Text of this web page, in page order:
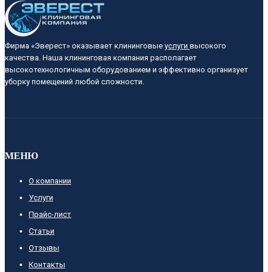
Фирма «Эверест» оказывает клининговые услуги высокого
качества. Наша клининговая компания располагает
высокотехнологичным оборудованием и эффективно организует
уборку помещений любой сложности.
МЕНЮ
О компании
Услуги
Прайс-лист
Cтатьи
Отзывы
Контакты